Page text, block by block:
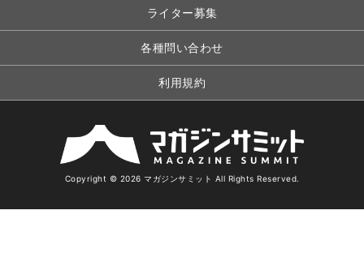
ライター募集
各種問い合わせ
利用規約
Copyright © 2026 マガジンサミット All Rights Reserved.